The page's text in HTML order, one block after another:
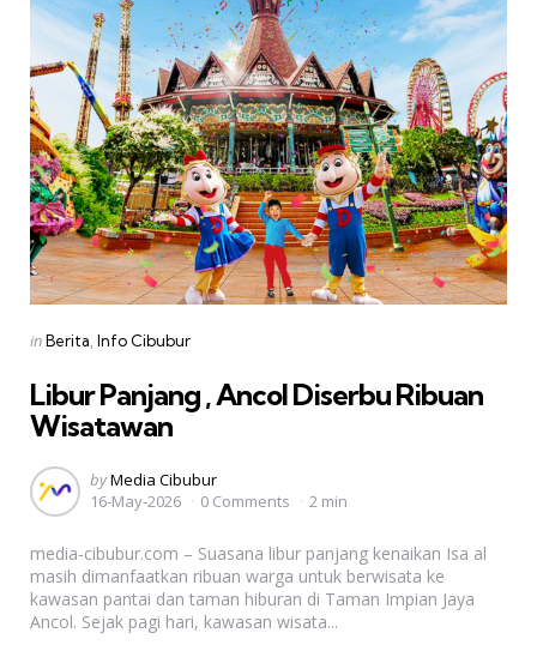
Categories
Posted
inBerita Info Cibubur
Libur Panjang , Ancol Diserbu Ribuan
Wisatawan
Posted
by
byMedia Cibubur
16-May-2026
0 Comments 2 min
media-cibubur.com – Suasana libur panjang kenaikan Isa al
masih dimanfaatkan ribuan warga untuk berwisata ke
kawasan pantai dan taman hiburan di Taman Impian Jaya
Ancol. Sejak pagi hari, kawasan wisata...